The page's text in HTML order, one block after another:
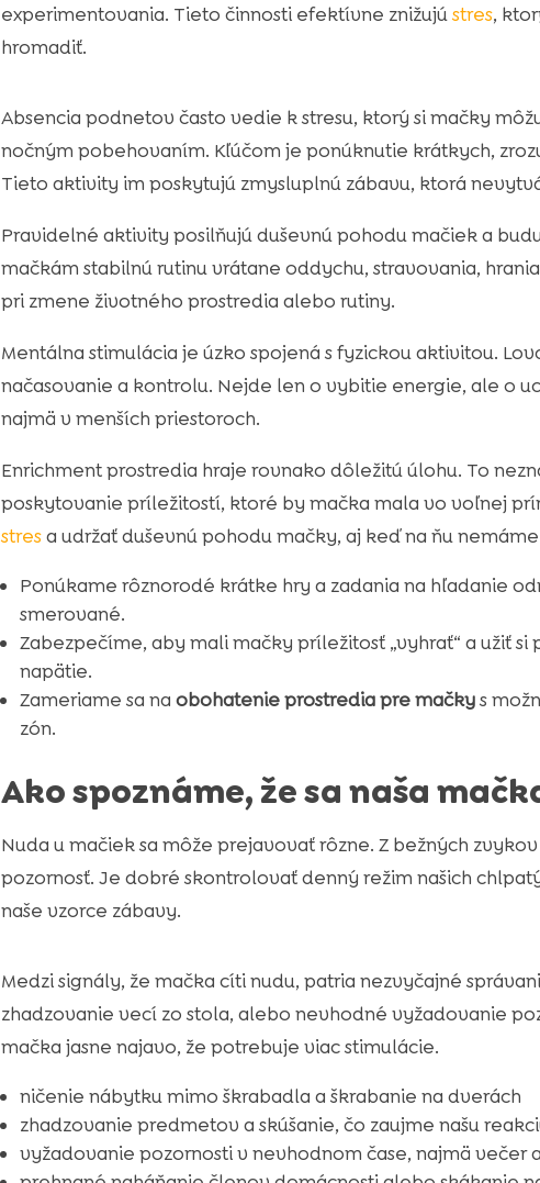
experimentovania. Tieto činnosti efektívne znižujústres,
hromadiť.
Absencia podnetov často vedie k stresu, ktorý si mačky
nočným pobehovaním. Kľúčom je ponúknutie krátkych,
Tieto aktivity im poskytujú zmysluplnú zábavu, ktorá
Pravidelné aktivity posilňujú duševnú pohodu mačiek a
mačkám stabilnú rutinu vrátane oddychu, stravovania,
pri zmene životného prostredia alebo rutiny.
Mentálna stimulácia je úzko spojená s fyzickou aktivitou.
načasovanie a kontrolu. Nejde len o vybitie energie, ale o
najmä v menších priestoroch.
Enrichment prostredia hraje rovnako dôležitú úlohu. To
poskytovanie príležitostí, ktoré by mačka mala vo voľnej
stresa udržať duševnú pohodu mačky, aj keď na ňu
Ponúkame rôznorodé krátke hry a zadania na hľadanie
smerované.
Zabezpečíme, aby mali mačky príležitosť „vyhrať“ a užiť
napätie.
Zameriame sa na obohatenie prostredia pre mačkys
zón.
Ako spoznáme, že sa naša
Nuda u mačiek sa môže prejavovať rôzne. Z bežných zvykov
pozornosť. Je dobré skontrolovať denný režim našich
naše vzorce zábavy.
Medzi signály, že mačka cíti nudu, patria nezvyčajné
zhadzovanie vecí zo stola, alebo nevhodné vyžadovanie
mačka jasne najavo, že potrebuje viac stimulácie.
ničenie nábytku mimo škrabadla a škrabanie na dverách
zhadzovanie predmetov a skúšanie, čo zaujme našu
vyžadovanie pozornosti v nevhodnom čase, najmä večer